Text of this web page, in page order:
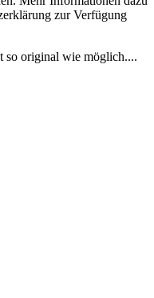
zur Verfügung
so original wie möglich....